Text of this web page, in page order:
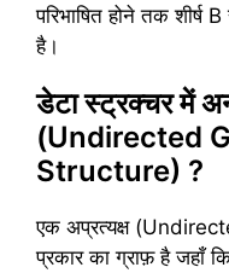
परिभाषित होने तक शीर्ष
है।
डेटा स्ट्रक्चर में
(Undirected
Structure) ?
एक अप्रत्यक्ष
प्रकार का ग्राफ़ है जहाँ